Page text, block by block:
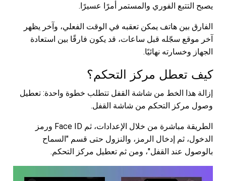
يصبح التتبع الفوري والمستمر أمرًا عسيرًا.
الفارق بين هاتف يمكن تعقبه في الوقت الفعلي، وآخر يظهر
آخر موقع سجّله قبل ساعات، قد يكون فارقًا بين استعادة
الجهاز وخسارته نهائيًا.
كيف تعطل مركز التحكم؟
إزالة هذا الخط من شاشة القفل تتطلب خطوة واحدة: تعطيل
وصول مركز التحكم من شاشة القفل.
الطريقة مباشرة من خلال الإعدادات، ثم Face ID ورمز
الدخول، ثم إدخال الرمز، والنزول حتى قسم "السماح
بالوصول عند القفل"، ومن ثم تعطيل مركز التحكم.